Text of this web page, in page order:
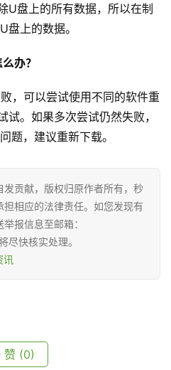
U盘上的所有数据，所以在制
上的数据。
办？
，可以尝试使用不同的软件重
。如果多次尝试仍然失败，
题，建议重新下载。
贡献，版权归原作者所有，秒
相应的法律责任。如您发现有
报信息至邮箱：
快核实处理。
讯
赞 (0)